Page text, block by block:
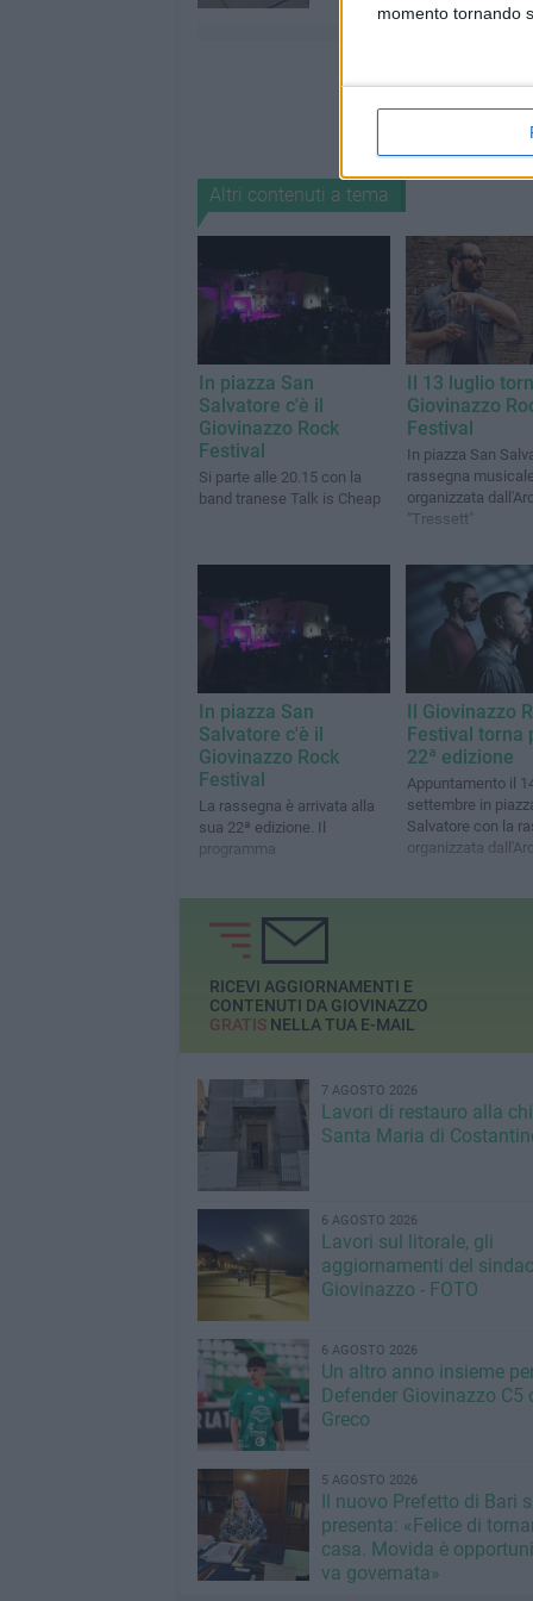
momento tornando
Altri contenuti a tema
In piazza San
Salvatore c'è il
Giovinazzo Rock
Festival
Si parte alle 20.15 con la
band tranese Talk is Cheap
Il 13 luglio
Giovinazzo
Festival
In piazza San
rassegna musicale
organizzata
"Tressett"
In piazza San
Salvatore c'è il
Giovinazzo Rock
Festival
La rassegna è arrivata alla
sua 22ª edizione. Il
programma
Il Giovinazzo
Festival torna
22ª edizione
Appuntamento il
settembre in
Salvatore con la
organizzata
RICEVI AGGIORNAMENTI E
CONTENUTI DA GIOVINAZZO
GRATISNELLA TUA E-MAIL
7 AGOSTO 2026
Lavori di restauro alla
Santa Maria di
6 AGOSTO 2026
Lavori sul litorale, gli
aggiornamenti del
Giovinazzo - FOTO
6 AGOSTO 2026
Un altro anno insieme
Defender Giovinazzo C5
Greco
5 AGOSTO 2026
Il nuovo Prefetto di Bari
presenta: «Felice di
casa. Movida è
va governata»